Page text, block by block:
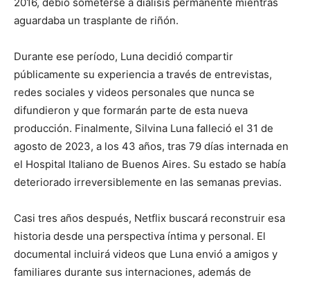
aguardaba un trasplante de riñón.
Durante ese período, Luna decidió compartir
públicamente su experiencia a través de entrevistas,
redes sociales y videos personales que nunca se
difundieron y que formarán parte de esta nueva
producción. Finalmente, Silvina Luna falleció el 31 de
agosto de 2023, a los 43 años, tras 79 días internada en
el Hospital Italiano de Buenos Aires. Su estado se había
deteriorado irreversiblemente en las semanas previas.
Casi tres años después, Netflix buscará reconstruir esa
historia desde una perspectiva íntima y personal. El
documental incluirá videos que Luna envió a amigos y
familiares durante sus internaciones, además de